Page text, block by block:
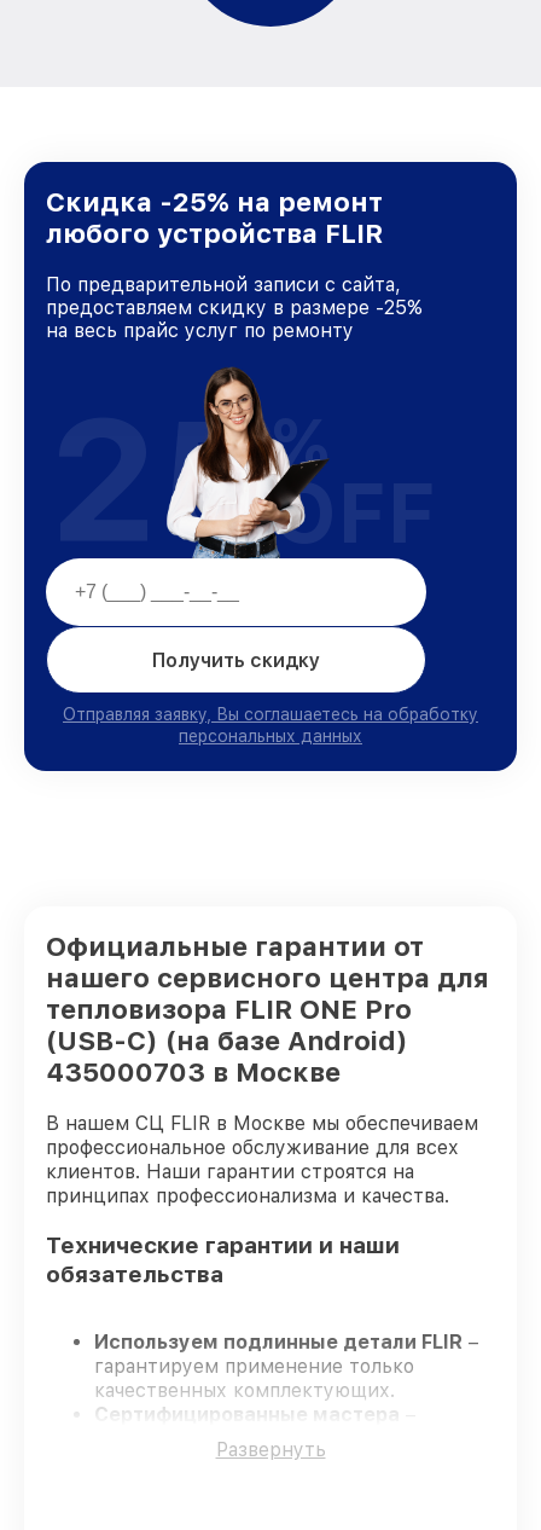
Скидка -25% на ремонт
любого устройства FLIR
По предварительной записи с сайта,
предоставляем скидку в размере -25%
на весь прайс услуг по ремонту
Получить скидку
Отправляя заявку, Вы соглашаетесь на обработку
персональных данных
25%
OFF
Официальные гарантии от
нашего сервисного центра для
тепловизора FLIR ONE Pro
(USB-C) (на базе Android)
435000703 в Москве
В нашем СЦ FLIR в Москве мы обеспечиваем
профессиональное обслуживание для всех
клиентов. Наши гарантии строятся на
принципах профессионализма и качества.
Технические гарантии и наши
обязательства
Используем подлинные детали FLIR –
гарантируем применение только
качественных комплектующих.
Сертифицированные мастера
проходят строгий отбор, что
подтверждает уровень их
Развернуть